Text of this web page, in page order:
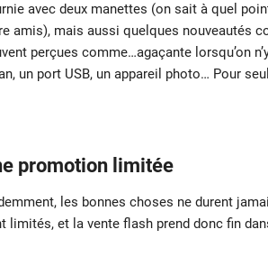
avec deux manettes (on sait à quel
amis), mais aussi quelques nouveautés
perçues comme…agaçante lorsqu’on
un port USB, un appareil photo… Pour
promotion limitée
les bonnes choses ne durent
limités, et la vente flash prend donc fin